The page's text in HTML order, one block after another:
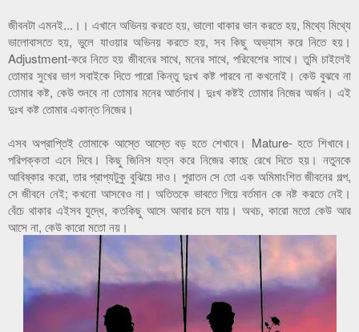
জীবনটা এমনই...।। এখানে অভিনয় করতে হয়, ভালো থাকার ভান করতে হয়, মিথ্যে মিথ্যে
ভালোবাসতে হয়, ভুলে যাওয়ার অভিনয় করতে হয়, সব কিছু অভ্যাস করে নিতে হয়।
Adjustment-করে নিতে হয় জীবনের সাথে, মনের সাথে, পরিবেশের সাথে। তুমি চাইলেই
তোমার সুখের ভাগ সবাইকে দিতে পারো কিন্তু দুঃখ কষ্ট পারবে না কখনোই। কেউ বুঝবে না
তোমার কষ্ট, কেউ শুনবে না তোমার মনের আর্তনাথ। দুঃখ কষ্টই তোমার নিজের অর্জন। এই
দুঃখ কষ্ট তোমার একান্ত নিজের।
এসব অপ্রাপ্তিই তোমাকে আস্তে আস্তে বড় হতে শেখাবে। Mature- হতে শিখাবে।
পরিপক্কতা এনে দিবে। কিছু জিনিস যত্ন করে নিজের কাছে রেখে দিতে হয়। নতুনকে
আবিষ্কার করো, তার প্রাপ্যটুকু বুঝিয়ে দাও। পুরাতন সে তো এক অমিমাংশিত জীবনের গল্প,
সে জীবনে নেই; কখনো আসবেও না। অতিতকে ভাবতে গিয়ে বর্তমান কে নষ্ট করতে নেই।
বেঁচে থাকার এইসব যুদ্ধে, কতকিছু আসে আবার চলে যায়। অথচ, কারো মতো কেউ আর
আসে না, কেউ কারো মতো নয়।